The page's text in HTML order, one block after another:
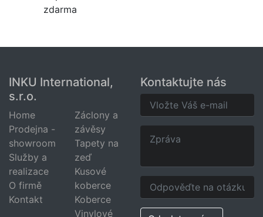
zdarma
INKU International,
s.r.o.
Home
Prodejna -
showroom
Služby a
realizace
O firmě
Kontakt
Záclony a
závěsy
Tapety na
zeď
Kusové
koberce
Koberce
Vinylové
Kontaktujte nás